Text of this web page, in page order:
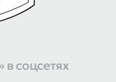
соцсетях